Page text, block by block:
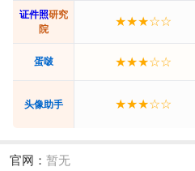
证件照研究
院
★★★☆☆
蛋啵 ★★★☆☆
头像助手 ★★★☆☆
官网： 暂无